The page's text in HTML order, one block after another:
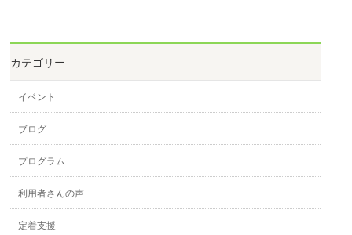
カテゴリー
イベント
ブログ
プログラム
利用者さんの声
定着支援